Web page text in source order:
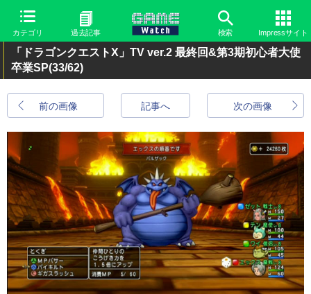
カテゴリ 過去記事 検索 Impressサイト
「ドラゴンクエストX」TV ver.2 最終回&第3期初心者大使
卒業SP(33/62)
前の画像 次の画像
記事へ